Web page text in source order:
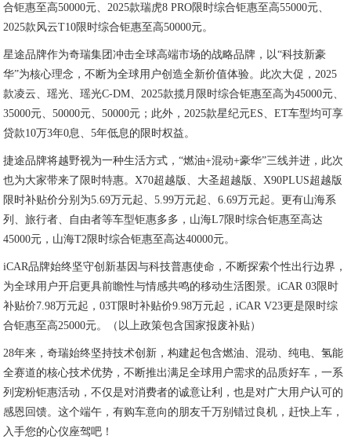
合钜惠至高50000元、2025款瑞虎8 PRO限时综合钜惠至高55000元、
2025款风云T10限时综合钜惠至高50000元。
星途品牌作为奇瑞集团冲击全球高端市场的战略品牌，以“科技新豪
华”为核心理念，不断为全球用户创造全新价值体验。此次大促，2025
款凌云、瑶光、瑶光C-DM、2025款揽月限时综合钜惠至高为45000元、
35000元、50000元、50000元；此外，2025款星纪元ES、ET车型均可享
贷款10万3年0息、5年低息的限时权益。
捷途品牌将越野视为一种生活方式，“燃油+混动+豪华”三线并进，此次
也为大家带来了限时特惠。X70超越版、大圣超越版、X90PLUS超越版
限时补贴价分别为5.69万元起、5.99万元起、6.69万元起。更有山海系
列、旅行者、自由者等车型钜惠多多，山海L7限时综合钜惠至高达
45000元，山海T2限时综合钜惠至高达40000元。
iCAR品牌始终坚守创新基因与科技普惠使命，不断探索个性出行边界，
为全球用户开启更具前瞻性与情感共鸣的移动生活图景。iCAR 03限时
补贴价7.98万元起，03T限时补贴价9.98万元起，iCAR V23更是限时综
合钜惠至高25000元。（以上政策包含国家报废补贴）
28年来，奇瑞始终坚持技术创新，构建起包含燃油、混动、纯电、氢能
全赛道的核心技术优势，不断推出满足全球用户需求的品质好车，一系
列宠粉钜惠活动，不仅是对消费者的诚意让利，也是对广大用户认可的
感恩回馈。这个端午，有购车意向的朋友千万别错过良机，赶快上车，
入手您的心仪座驾吧！